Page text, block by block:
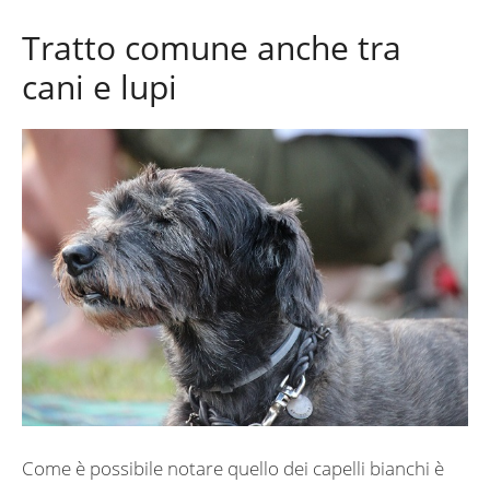
Tratto comune anche tra
cani e lupi
Come è possibile notare quello dei capelli bianchi è